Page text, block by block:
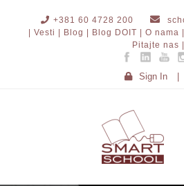
+381 60 4728 200
| Vesti |
Blog | Blog DOIT | O nama |
Pitajte nas |
Sign In